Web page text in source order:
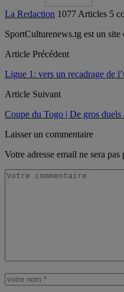
La Redaction 1077 Articles 5
SportCulturenews.tg est un
Article Précédent
Ligue 1: vers un recadrage de
Article Suivant
Coupe du Togo | De gros duels
Laisser un commentaire
Votre adresse email ne sera pas